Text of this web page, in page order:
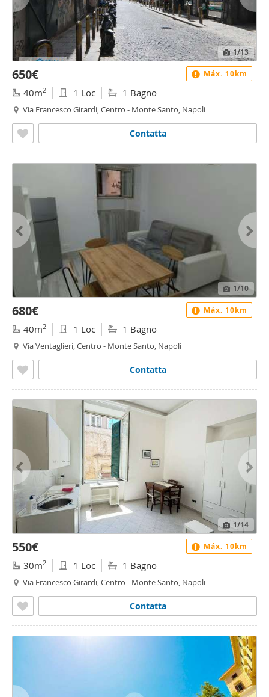
1/13
650€
40m2 1 Loc 1 Bagno
Via Francesco Girardi, Centro - Monte Santo, Napoli
Contatta
Máx. 10km
1/10
680€
40m2 1 Loc 1 Bagno
Via Ventaglieri, Centro - Monte Santo, Napoli
Contatta
Máx. 10km
1/14
550€
30m2 1 Loc 1 Bagno
Via Francesco Girardi, Centro - Monte Santo, Napoli
Contatta
Máx. 10km